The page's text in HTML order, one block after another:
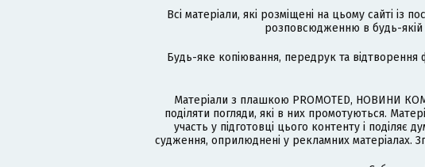
Всі матеріали, які розміщені на цьому сайті із
розповсюдженню в будь-якій
Будь-яке копіювання, передрук та відтворення
Матеріали з плашкою PROMOTED, НОВИНИ
поділяти погляди, які в них промотуються.
участь у підготовці цього контенту і поділяє
судження, оприлюднені у рекламних матеріалах.